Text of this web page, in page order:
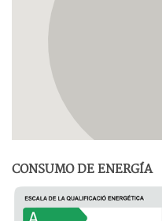
CONSUMO DE ENERGÍA